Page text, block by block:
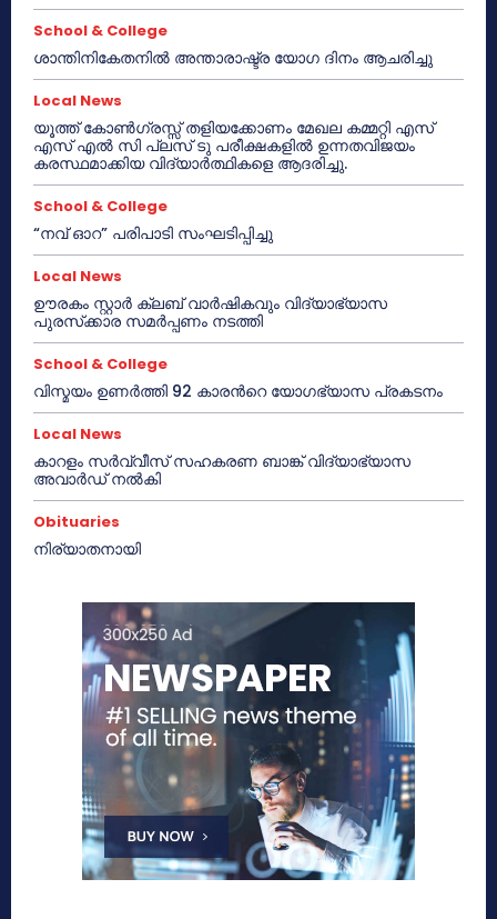
School & College
ശാന്തിനികേതനിൽ അന്താരാഷ്ട്ര യോഗ ദിനം ആചരിച്ചു
Local News
യൂത്ത് കോൺഗ്രസ്സ് തളിയക്കോണം മേഖല കമ്മറ്റി എസ്
എസ് എൽ സി പ്ലസ് ടു പരീക്ഷകളിൽ ഉന്നതവിജയം
കരസ്ഥമാക്കിയ വിദ്യാർത്ഥികളെ ആദരിച്ചു.
School & College
“നവ് ഓറ” പരിപാടി സംഘടിപ്പിച്ചു
Local News
ഊരകം സ്റ്റാർ ക്ലബ് വാർഷികവും വിദ്യാഭ്യാസ
പുരസ്‌ക്കാര സമർപ്പണം നടത്തി
School & College
വിസ്മയം ഉണർത്തി 92 കാരൻറെ യോഗഭ്യാസ പ്രകടനം
Local News
കാറളം സർവ്വീസ് സഹകരണ ബാങ്ക് വിദ്യാഭ്യാസ
അവാർഡ് നൽകി
Obituaries
നിര്യാതനായി